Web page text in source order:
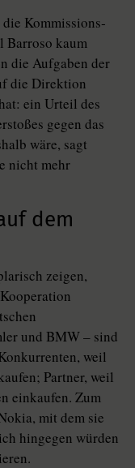
die Kommis­sions­
Barroso kaum
die Aufgaben der
die Direktion
ein Urteil des
gegen das
wäre, sagt
nicht mehr
dem
zeigen,
und BMW – sind
weil
Partner, weil
einkaufen. Zum
mit dem sie
hingegen würden